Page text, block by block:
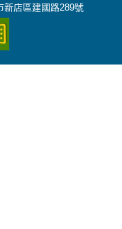
新店區建國路289號